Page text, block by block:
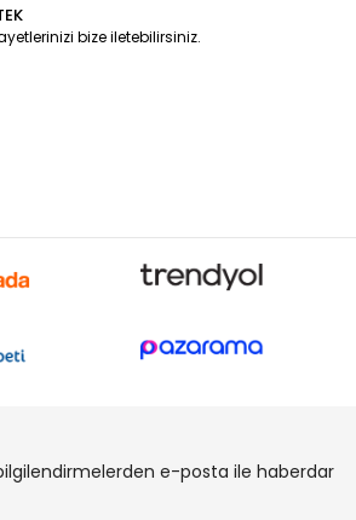
bize iletebilirsiniz.
e-posta ile haberdar